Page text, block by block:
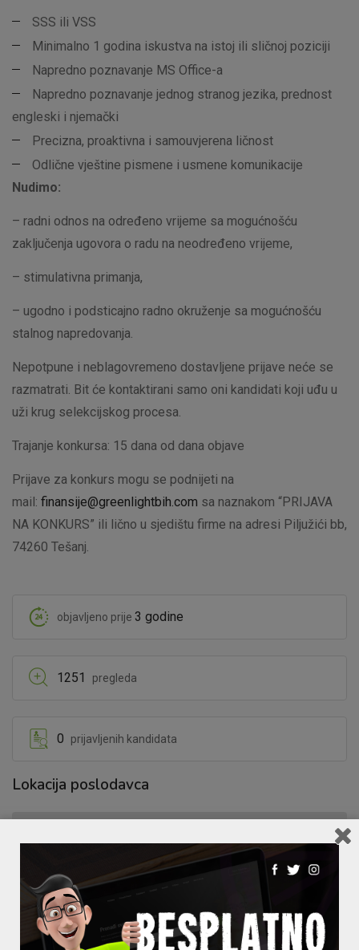
SSS ili VSS
Minimalno 1 godina iskustva na istoj ili sličnoj poziciji
Napredno poznavanje MS Office-a
Napredno poznavanje jednog stranog jezika, prednost
engleski i njemački
Precizna, proaktivna i samouvjerena ličnost
Odlične vještine pismene i usmene komunikacije
Nudimo:
– radni odnos na određeno vrijeme sa mogućnošću
zaključenja ugovora o radu na neodređeno vrijeme,
– stimulativna primanja,
– ugodno i podsticajno radno okruženje sa mogućnošću
stalnog napredovanja.
Nepotpune i neblagovremeno dostavljene prijave neće se
razmatrati. Bit će kontaktirani samo oni kandidati koji uđu u
uži krug selekcijskog procesa.
Trajanje konkursa: 15 dana od dana objave
Prijave za konkurs mogu se podnijeti na
mail: finansije@greenlightbih.com sa naznakom “PRIJAVA
NA KONKURS” ili lično u sjedištu firme na adresi Piljužići bb,
74260 Tešanj.
objavljeno prije 3 godine
1251 pregleda
0 prijavljenih kandidata
Lokacija poslodavca